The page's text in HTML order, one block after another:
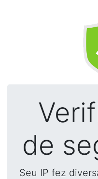
de
Seu IP fez